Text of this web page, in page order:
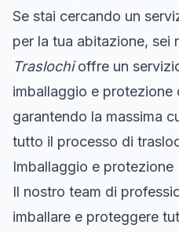
Se stai cercando un
per la tua abitazione, sei
Traslochioffre un
imballaggio e protezione
garantendo la massima
tutto il processo di
Imballaggio e protezione
Il nostro team di
imballare e proteggere